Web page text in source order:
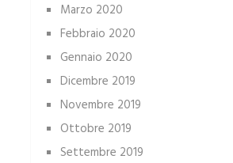
Marzo 2020
Febbraio 2020
Gennaio 2020
Dicembre 2019
Novembre 2019
Ottobre 2019
Settembre 2019